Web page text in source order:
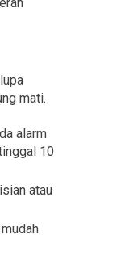
mati.
alarm
10
atau